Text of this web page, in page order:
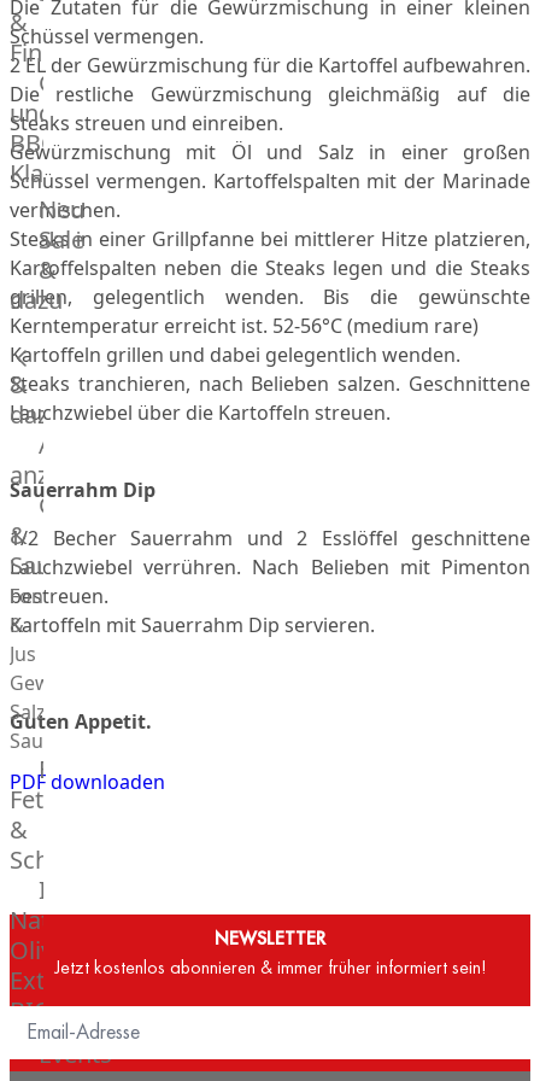
Manufaktur
Bratwurstsets
&
Toppings
Hackfleisch
Aufschnitt
&
Schinken
&
Fingerfood
Grill-
und
BBQ-
Klassiker
Beilagen
Brot
&
Brötchen
Brot
Burger
Buns
&
Hot
Dog
Brötchen
Desserts
Neu
Sale
&
dazu
&
dazu
Alle
anzeigen
Gewürze
&
Saucen
Fonds
&
Jus
Gewürze
Salz
Saucen
Butter,
Fett
&
Schmalz
ItalianBar
Natives
Olivenöl
Extra
BIO
Veggie
Hardware
Events
Die Zutaten für die Gewürzmischung in einer kleinen
Schüssel vermengen.
2 EL der Gewürzmischung für die Kartoffel aufbewahren.
Die restliche Gewürzmischung gleichmäßig auf die
Steaks streuen und einreiben.
Gewürzmischung mit Öl und Salz in einer großen
Schüssel vermengen. Kartoffelspalten mit der Marinade
vermischen.
Steaks in einer Grillpfanne bei mittlerer Hitze platzieren,
Kartoffelspalten neben die Steaks legen und die Steaks
grillen, gelegentlich wenden. Bis die gewünschte
Kerntemperatur erreicht ist. 52-56°C (medium rare)
Kartoffeln grillen und dabei gelegentlich wenden.
Steaks tranchieren, nach Belieben salzen. Geschnittene
Lauchzwiebel über die Kartoffeln streuen.
Sauerrahm Dip
1/2 Becher Sauerrahm und 2 Esslöffel geschnittene
Lauchzwiebel verrühren. Nach Belieben mit Pimenton
bestreuen.
Kartoffeln mit Sauerrahm Dip servieren.
Guten Appetit.
PDF downloaden
NEWSLETTER
Jetzt kostenlos abonnieren & immer früher informiert sein!